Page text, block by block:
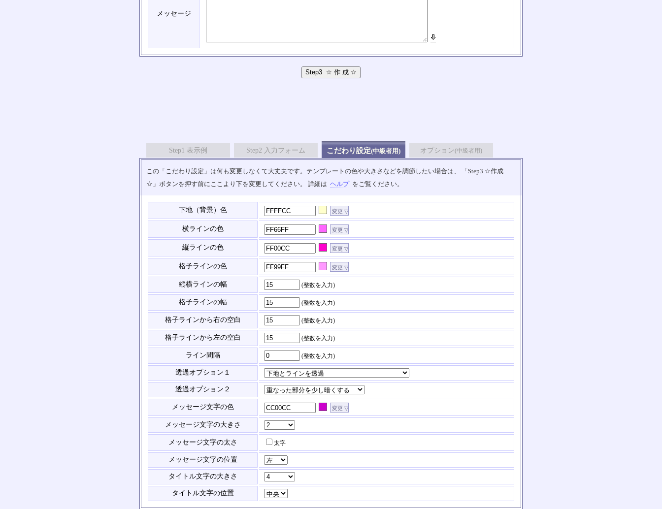
メッセージ
Step1 表示例 Step2 入力フォーム こだわり設定(中級者用) オプション(中級者用)
この「こだわり設定」は何も変更しなくて大丈夫です。テンプレートの色や大きさなどを調節したい場合は、 「Step3 ☆作成
☆」ボタンを押す前にここより下を変更してください。 詳細は ヘルプ をご覧ください。
下地（背景）色
横ラインの色
縦ラインの色
格子ラインの色
縦横ラインの幅 (整数を入力)
格子ラインの幅 (整数を入力)
格子ラインから右の空白 (整数を入力)
格子ラインから左の空白 (整数を入力)
ライン間隔 (整数を入力)
透過オプション１
透過オプション２
メッセージ文字の色
メッセージ文字の大きさ
メッセージ文字の太さ 太字
メッセージ文字の位置
タイトル文字の大きさ
タイトル文字の位置